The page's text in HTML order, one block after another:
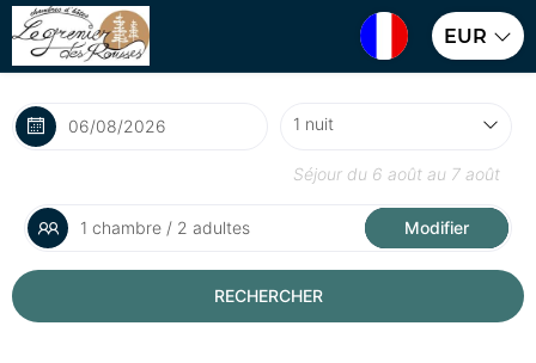
EUR
Séjour du 6 août au 7 août
1 chambre / 2 adultes Modifier